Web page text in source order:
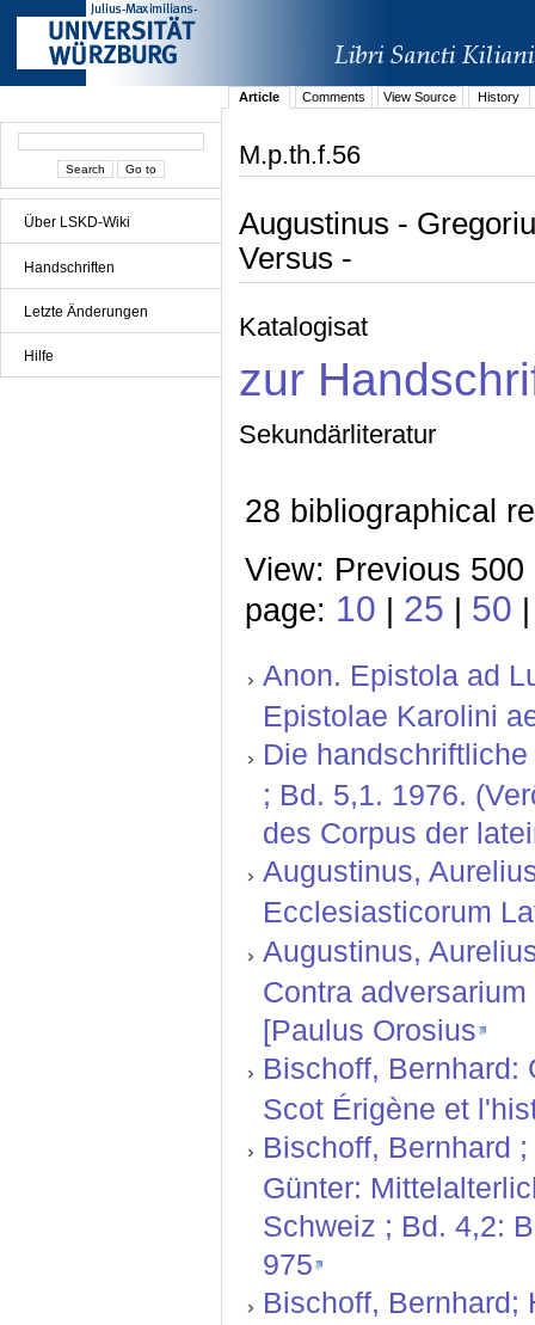
Über LSKD-Wiki
Handschriften
Letzte Änderungen
Hilfe
Article Comments View Source History
M.p.th.f.56
Augustinus -
Versus -
Katalogisat
zur
Sekundärliteratur
28 bibliographical
View: Previous
page: 10 | 25 | 50
Anon. Epistola ad
Epistolae Karolini
Die
; Bd. 5,1. 1976.
des Corpus der
Augustinus,
Ecclesiasticorum
Augustinus,
Contra
[Paulus Orosius
Bischoff, Bernhard:
Scot Érigène et
Bischoff, Bernhard
Günter:
Schweiz ; Bd. 4,2:
975
Bischoff, Bernhard;